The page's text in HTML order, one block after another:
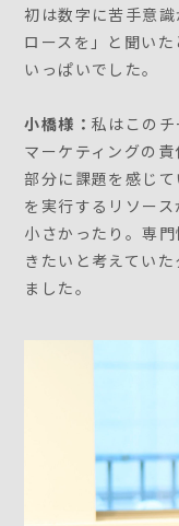
初は数字に苦手意
ロースを」と聞い
いっぱいでした。
小橋様：私はこの
マーケティングの
部分に課題を感じ
を実行するリソー
小さかったり。専
きたいと考えてい
ました。